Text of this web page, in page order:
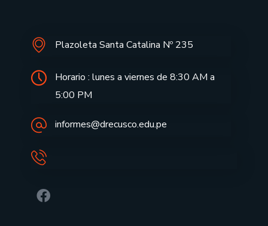
Plazoleta Santa Catalina Nº 235
Horario : lunes a viernes de 8:30 AM a
5:00 PM
informes@drecusco.edu.pe